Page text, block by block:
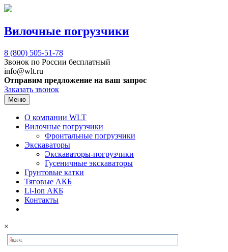
Вилочные погрузчики
8 (800) 505-51-78
Звонок по России бесплатный
info@wlt.ru
Отправим предложение на ваш запрос
Заказать звонок
Меню
О компании WLT
Вилочные погрузчики
Фронтальные погрузчики
Экскаваторы
Экскаваторы-погрузчики
Гусеничные экскаваторы
Грунтовые катки
Тяговые АКБ
Li-Ion АКБ
Контакты
×